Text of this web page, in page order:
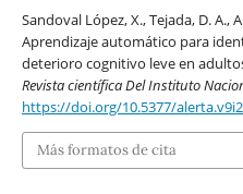
Sandoval López, X., Tejada, D. A.,
Aprendizaje automático para
deterioro cognitivo leve en
Revista científica Del Instituto
https://doi.org/10.5377/
Más formatos de cita